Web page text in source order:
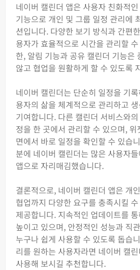
네이버 캘린더 앱은 사용자 친화적
기능으로 개인 및 그룹 일정 관리에
션입니다. 다양한 보기 방식과 간편
용자가 효율적으로 시간을 관리할
한, 알림 기능과 공유 캘린더 기능은
않고 협업을 원활하게 할 수 있도록
네이버 캘린더는 단순히 일정을 기
용자의 삶을 체계적으로 관리하고
기여합니다. 다른 캘린더 서비스와
정을 한 곳에서 관리할 수 있으며,
면에서 바로 일정을 확인할 수 있습
분에 네이버 캘린더는 많은 사용자
앱으로 자리매김했습니다.
결론적으로, 네이버 캘린더 앱은 개
협업까지 다양한 요구를 충족시킬
제공합니다. 지속적인 업데이트를
높이고 있으며, 안정적인 성능과 직
누구나 쉽게 사용할 수 있도록 돕습
리를 원하는 사용자라면 네이버 캘
사용해 보시길 추천합니다.